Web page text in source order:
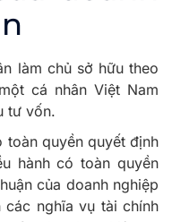
làm chủ sở hữu theo
cá nhân Việt Nam
tư vốn.
toàn quyền quyết định
hành có toàn quyền
của doanh nghiệp
nghĩa vụ tài chính